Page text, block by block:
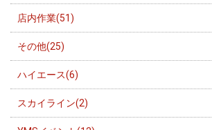
店内作業(51)
その他(25)
ハイエース(6)
スカイライン(2)